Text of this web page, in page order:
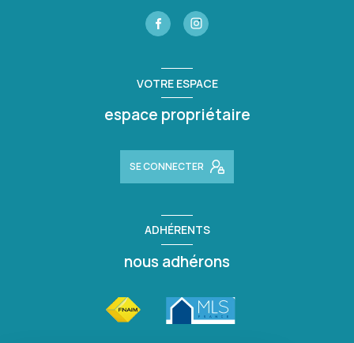
VOTRE ESPACE
espace propriétaire
SE CONNECTER
ADHÉRENTS
nous adhérons